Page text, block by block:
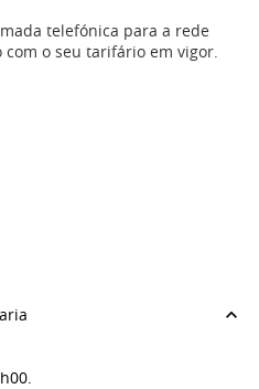
telefónica para a rede
o seu tarifário em vigor.